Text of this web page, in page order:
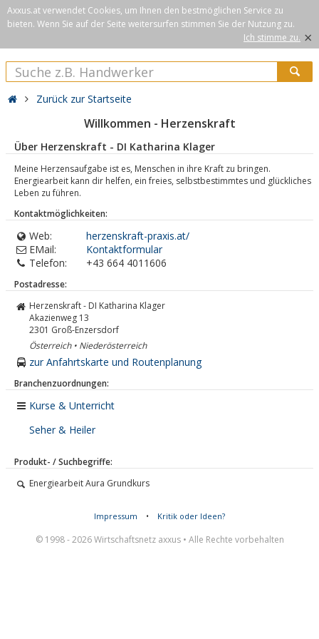
Axxus.at verwendet Cookies, um Ihnen den bestmöglichen Service zu
bieten. Wenn Sie auf der Seite weitersurfen stimmen Sie der Nutzung zu.
Ich stimme zu. ×
Zurück zur Startseite
Willkommen - Herzenskraft
Über Herzenskraft - DI Katharina Klager
Meine Herzensaufgabe ist es, Menschen in ihre Kraft zu bringen.
Energiearbeit kann dir helfen, ein freies, selbstbestimmtes und glückliches
Leben zu führen.
Kontaktmöglichkeiten:
Web:
herzenskraft-praxis.at/
EMail:
Kontaktformular
Telefon:
+43 664 4011606
Postadresse:
Herzenskraft - DI Katharina Klager
Akazienweg 13
2301 Groß-Enzersdorf
Österreich • Niederösterreich
zur Anfahrtskarte und Routenplanung
Branchenzuordnungen:
Kurse & Unterricht
Seher & Heiler
Produkt- / Suchbegriffe:
Energiearbeit Aura Grundkurs
Impressum • Kritik oder Ideen?
© 1998 - 2026 Wirtschaftsnetz axxus • Alle Rechte vorbehalten